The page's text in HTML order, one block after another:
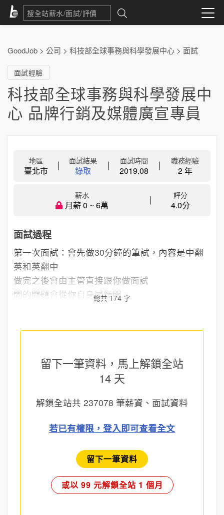
GoodJob > 公司 > 科技部全球事務與科學發展中心 > 面試
面試經驗
科技部全球事務與科學發展中
心 品牌行銷及媒體廣宣專員
地區
臺北市
面試結果
錄取
面試時間
2019.08
職務經驗
2 年
薪水
月薪 0 ~ 6萬
評分
4.0分
面試過程
第一次面試：會先做30分鐘的筆試，內容是中翻
英和英翻中
做完之後會由主管直接跟你做面試
問的問題會從你自身履歷開...
總共 174 字
留下一筆資料，馬上解鎖全站
14 天
解鎖全站共 237078 筆薪資、面試資料
若已有權限，登入即可查看全文
留下一筆資料
或以 99 元解鎖全站 1 個月